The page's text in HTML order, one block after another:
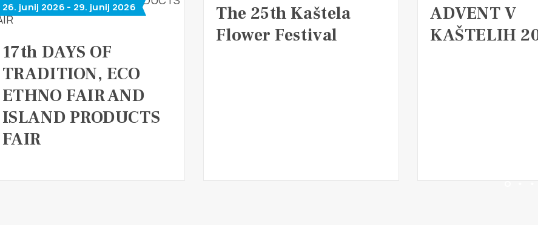
26. junij 2026 - 29. junij 2026
17th DAYS OF
TRADITION, ECO
ETHNO FAIR AND
ISLAND PRODUCTS
FAIR
The 25th Kaštela
Flower Festival
ADVENT V
KAŠTELIH